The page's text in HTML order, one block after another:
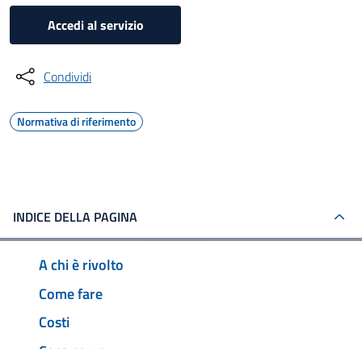
Accedi al servizio
Condividi
Normativa di riferimento
INDICE DELLA PAGINA
A chi è rivolto
Come fare
Costi